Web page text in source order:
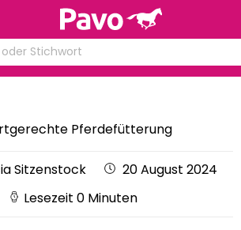
Pferdefütterung
Sitzenstock
20 August 2024
Lesezeit 0 Minuten